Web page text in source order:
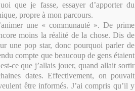
que je fasse, essayer d’apporter du
propre à mon parcours.
une « communauté ». De prime
moins la réalité de la chose. Dis de
une pop star, donc pourquoi parler de
compte que beaucoup de gens étaient
ce que j’allais jouer, quand allait sortir
dates. Effectivement, on pouvait
être informés. J’ai compris qu’il y